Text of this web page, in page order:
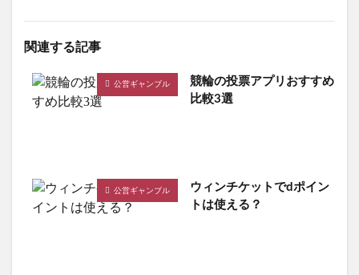
関連する記事
公営ギャンブル
競輪の投票アプリおすすめ
比較3選
公営ギャンブル
ウィンチケットでdポイン
トは使える？